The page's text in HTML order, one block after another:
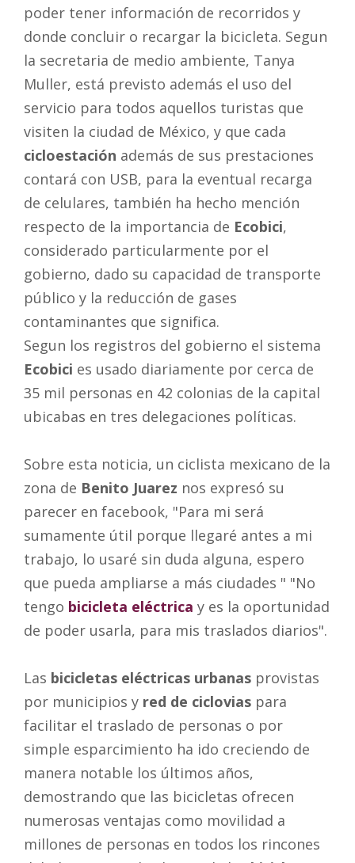
poder tener información de recorridos y
donde concluir o recargar la bicicleta. Segun
la secretaria de medio ambiente, Tanya
Muller, está previsto además el uso del
servicio para todos aquellos turistas que
visiten la ciudad de México, y que cada
cicloestación además de sus prestaciones
contará con USB, para la eventual recarga
de celulares, también ha hecho mención
respecto de la importancia de Ecobici,
considerado particularmente por el
gobierno, dado su capacidad de transporte
público y la reducción de gases
contaminantes que significa.
Segun los registros del gobierno el sistema
Ecobici es usado diariamente por cerca de
35 mil personas en 42 colonias de la capital
ubicabas en tres delegaciones políticas.
Sobre esta noticia, un ciclista mexicano de la
zona de Benito Juarez nos expresó su
parecer en facebook, "Para mi será
sumamente útil porque llegaré antes a mi
trabajo, lo usaré sin duda alguna, espero
que pueda ampliarse a más ciudades " "No
tengo bicicleta eléctrica y es la oportunidad
de poder usarla, para mis traslados diarios".
Las bicicletas eléctricas urbanas provistas
por municipios y red de ciclovias para
facilitar el traslado de personas o por
simple esparcimiento ha ido creciendo de
manera notable los últimos años,
demostrando que las bicicletas ofrecen
numerosas ventajas como movilidad a
millones de personas en todos los rincones